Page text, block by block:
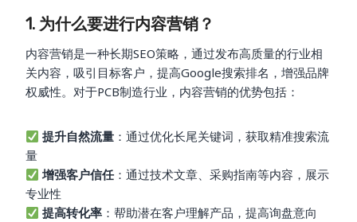
1. 为什么要进行内容营销？
内容营销是一种长期SEO策略，通过发布高质量的行业相
关内容，吸引目标客户，提高Google搜索排名，增强品牌
权威性。对于PCB制造行业，内容营销的优势包括：
提升自然流量 ：通过优化长尾关键词，获取精准搜索流
量
增强客户信任：通过技术文章、采购指南等内容，展示
专业性
提高转化率 ：帮助潜在客户理解产品，提高询盘意向